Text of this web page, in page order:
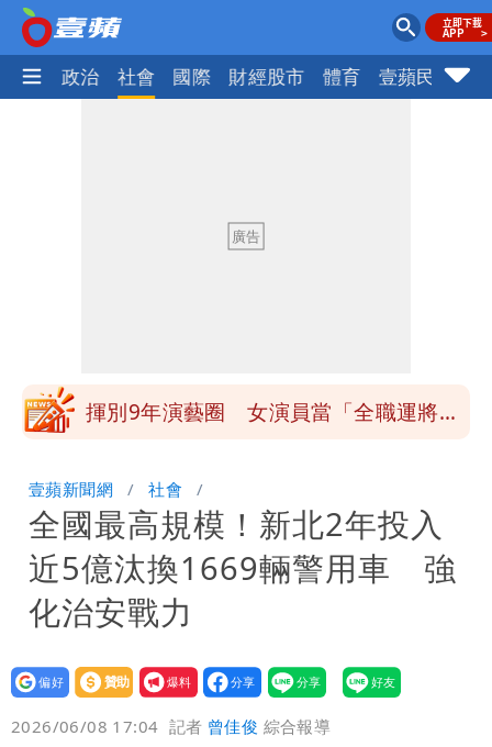
生活 政治 社會 國際 財經股市 體育 壹蘋民調
回1句笑翻10萬人
白海豚不放假「跟巴威差別在這裡」 蔣
揮別9年演藝圈 女演員當「全職運將」
炸開扁
白海豚發威！內褲掛陽台被吹走 議員神
回1句笑翻10萬人
白海豚不放假「跟巴威差別在這裡」 蔣
萬安：這很清楚標準一致
壹蘋新聞網 社會
全國最高規模！新北2年投入
近5億汰換1669輛警用車 強
化治安戰力
設為
贊助
我要
爆料
2026/06/08 17:04 記者 曾佳俊 綜合報導